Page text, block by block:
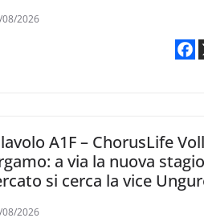
08/2026
A1F – ChorusLife
a via la nuova
si cerca la vice
08/2026